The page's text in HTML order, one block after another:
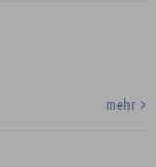
mehr >